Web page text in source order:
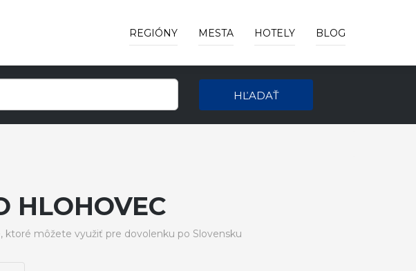
REGIÓNY MESTA HOTELY BLOG
HĽADAŤ
HLOHOVEC
môžete využiť pre dovolenku po Slovensku